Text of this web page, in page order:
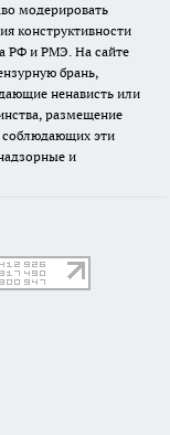
модерировать
конструктивности
РФ и РМЭ. На сайте
брань,
ненависть или
размещение
соблюдающих эти
и